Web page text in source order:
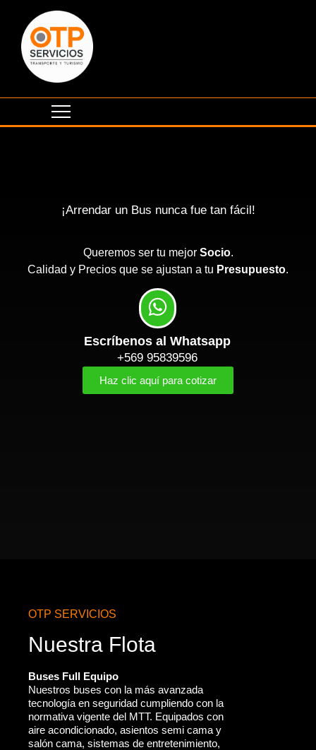
¡Arrendar un Bus nunca fue tan fácil!
Queremos ser tu mejor Socio.
Calidad y Precios que se ajustan a tu Presupuesto.
Escríbenos al Whatsapp
+569 95839596
Haz clic aquí para cotizar
OTP SERVICIOS
Nuestra Flota
Buses Full Equipo
Nuestros buses con la más avanzada
tecnología en seguridad cumpliendo con la
normativa vigente del MTT. Equipados con
aire acondicionado, asientos semi cama y
salón cama, sistemas de entretenimiento,